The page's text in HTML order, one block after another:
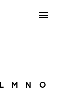
L M N O